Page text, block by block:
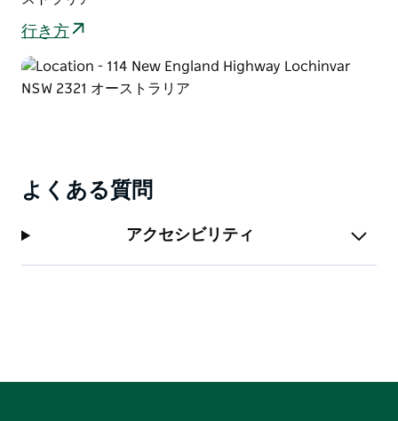
行き方
よくある質問
アクセシビリティ